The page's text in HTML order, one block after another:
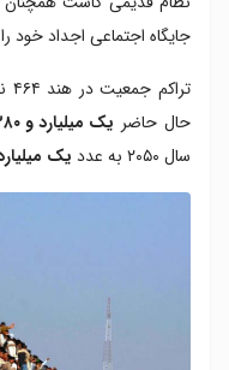
جایگاه اجتماعی اجداد خود
حال حاضر یک میلیارد و ۳۸۰ میلیون
سال ۲۰۵۰ به عدد
یک میلیارد و ۶۸۰